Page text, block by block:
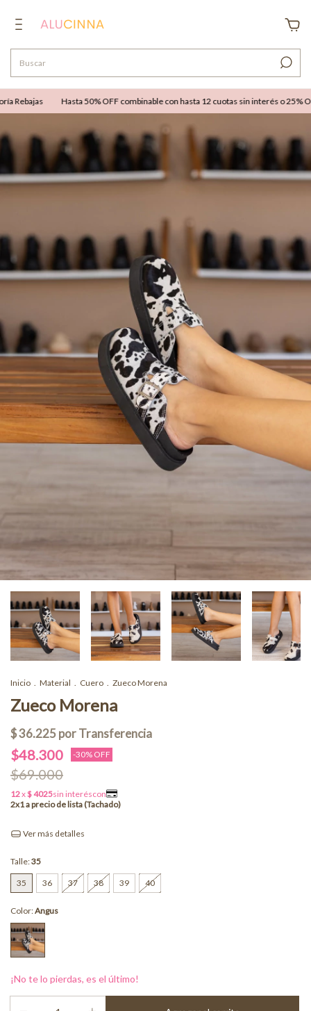
Hasta 50% OFF combinable con hasta 12 cuotas sin interés o 25%
Inicio . Material . Cuero . Zueco Morena
Zueco Morena
$48.300 -30% OFF
$69.000
Ver más detalles
Talle:35
35 36 37 38 39 40
Color:Angus
¡No te lo pierdas, es el último!